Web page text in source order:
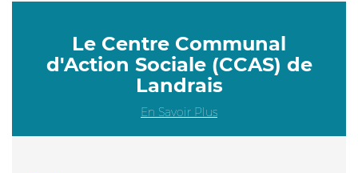
Le Centre Communal
d'Action Sociale (CCAS) de
Landrais
En Savoir Plus